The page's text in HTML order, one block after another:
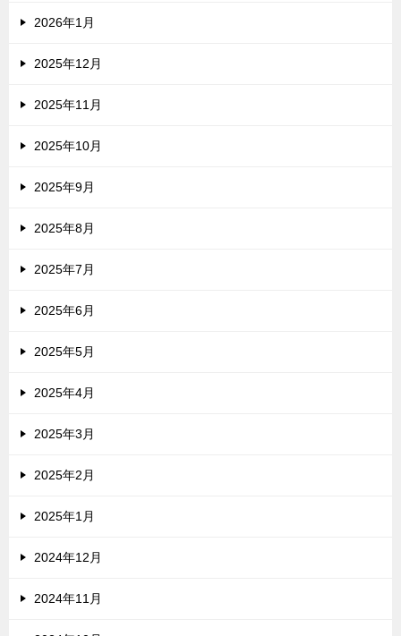
2026年1月
2025年12月
2025年11月
2025年10月
2025年9月
2025年8月
2025年7月
2025年6月
2025年5月
2025年4月
2025年3月
2025年2月
2025年1月
2024年12月
2024年11月